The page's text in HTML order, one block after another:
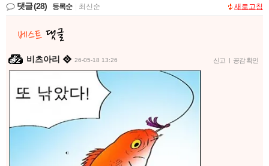
댓글(28) 등록순 최신순 새로고침
비츠아리 26-05-18 13:26 신고 | 공감 확인